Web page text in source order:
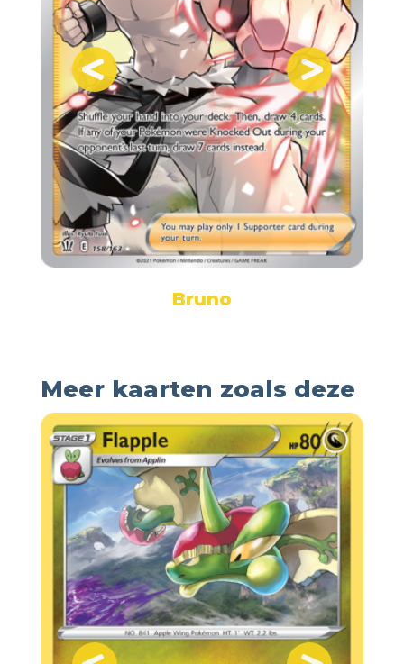
Bruno
Meer kaarten zoals deze